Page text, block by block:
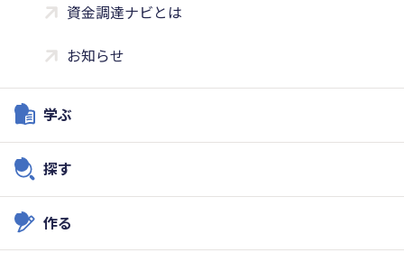
資金調達ナビとは
お知らせ
学ぶ
探す
作る